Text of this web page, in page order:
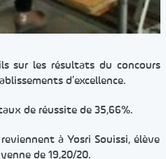
sur les résultats du concours
d’excellence.
de réussite de 35,66%.
à Yosri Souissi, élève
de 19,20/20.